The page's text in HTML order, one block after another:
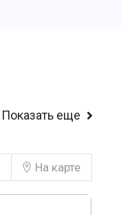
Показать еще
На карте